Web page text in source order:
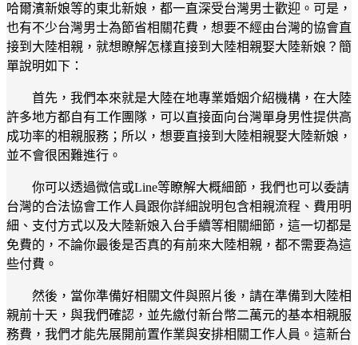
哈爾濱新娘等的東北新娘，都一直深受台灣男士歡迎。可是，
也有不少台灣男士為節省相關花費，想要不經由台灣的協會直
接到大陸相親，就想瞭解怎樣直接到大陸相親娶大陸新娘？簡
單說明如下：
首先，我們本來就是大陸在地專業婚姻介紹機構，在大陸
許多地方都自有工作團隊，可以直接面向台灣單身男性提供高
成功率的相親服務；所以，想要直接到大陸相親娶大陸新娘，
並不會很困難進行。
你可以透過微信或Line等瞭解大概細節，我們也可以委請
台灣的合法協會工作人員跟你詳細說明包含相親流程、費用明
細、支付方式以及大陸新娘入台手續等相關細節，這一切都是
免費的，不論你最後是否真的有前來大陸相親，都不需要為這
些付費。
然後，當你準備好相關文件與照片後，請在準備到大陸相
親前十天，與我們確認，並先繳付新台幣二萬元的基本相親服
務費，我們才能先展開前置作業與安排相關工作人員。這新台